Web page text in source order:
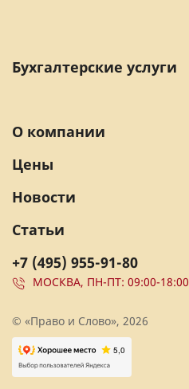
Бухгалтерские услуги
+7 (495) 955-91-80
МОСКВА, ПН-ПТ: 09:00-18:00
О компании
Цены
Новости
Статьи
© «Право и Слово», 2026